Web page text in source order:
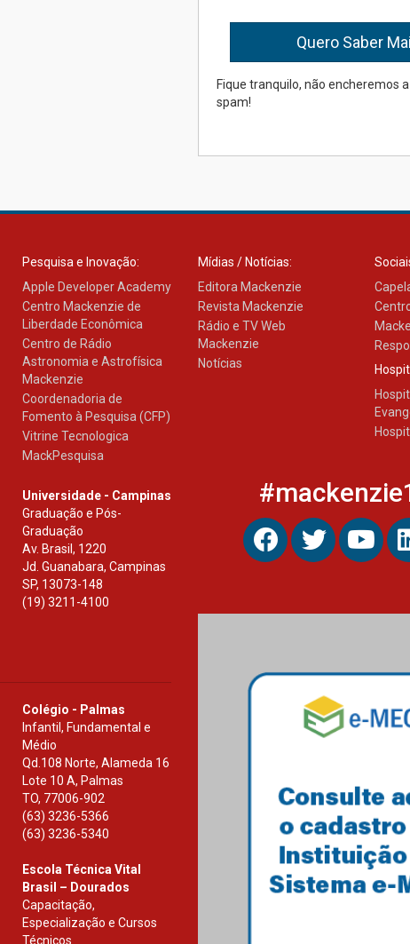
na educação
da escola
educação
Fique tranquilo, não encheremos
spam!
Pesquisa e Inovação:
Apple Developer Academy
Centro Mackenzie de
Liberdade Econômica
Centro de Rádio
Astronomia e Astrofísica
Mackenzie
Coordenadoria de
Fomento à Pesquisa (CFP)
Vitrine Tecnologica
MackPesquisa
Mídias / Notícias:
Editora Mackenzie
Revista Mackenzie
Rádio e TV Web
Mackenzie
Notícias
Universidade - Campinas
Graduação e Pós-
Graduação
Av. Brasil, 1220
Jd. Guanabara, Campinas
SP, 13073-148
(19) 3211-4100
Colégio - Palmas
Infantil, Fundamental e
Médio
Qd.108 Norte, Alameda 16
Lote 10 A, Palmas
TO, 77006-902
(63) 3236-5366
(63) 3236-5340
Escola Técnica Vital
Brasil – Dourados
Capacitação,
Especialização e Cursos
Técnicos